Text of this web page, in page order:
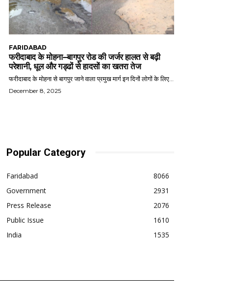
FARIDABAD
फरीदाबाद के मोहना–बागपुर रोड की जर्जर हालत से बढ़ी
परेशानी, धूल और गड्ढों से हादसों का खतरा तेज
फरीदाबाद के मोहना से बागपुर जाने वाला प्रमुख मार्ग इन दिनों लोगों के लिए...
December 8, 2025
Popular Category
Faridabad
8066
Government
2931
Press Release
2076
Public Issue
1610
India
1535